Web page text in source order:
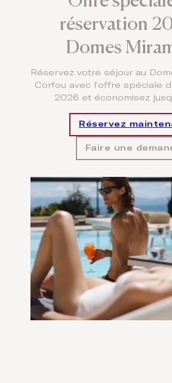
réservation
Domes
Réservez votre séjour au
Corfou avec l’offre spéciale
2026 et économisez
Réservez
Faire une